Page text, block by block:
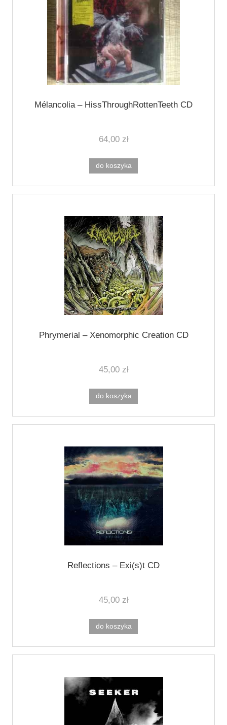
Mélancolia – HissThroughRottenTeeth CD
64,00 zł
do koszyka
Phrymerial ‎– Xenomorphic Creation CD
45,00 zł
do koszyka
Reflections – Exi(s)t CD
45,00 zł
do koszyka